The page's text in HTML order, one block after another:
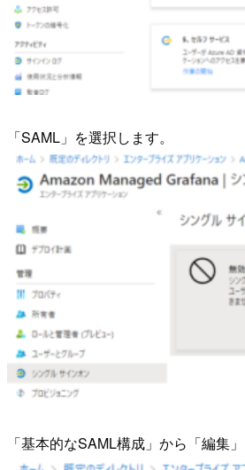
「SAML」を選択します。
「基本的なSAML構成」から「編集